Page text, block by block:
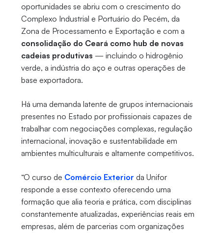
oportunidades se abriu com o crescimento do
Complexo Industrial e Portuário do Pecém, da
Zona de Processamento e Exportação e com a
consolidação do Ceará como hub de novas
cadeias produtivas — incluindo o hidrogênio
verde, a indústria do aço e outras operações de
base exportadora.
Há uma demanda latente de grupos internacionais
presentes no Estado por profissionais capazes de
trabalhar com negociações complexas, regulação
internacional, inovação e sustentabilidade em
ambientes multiculturais e altamente competitivos.
“O curso de Comércio Exterior da Unifor
responde a esse contexto oferecendo uma
formação que alia teoria e prática, com disciplinas
constantemente atualizadas, experiências reais em
empresas, além de parcerias com organizações